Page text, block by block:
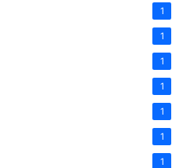
1
1
1
1
1
1
1